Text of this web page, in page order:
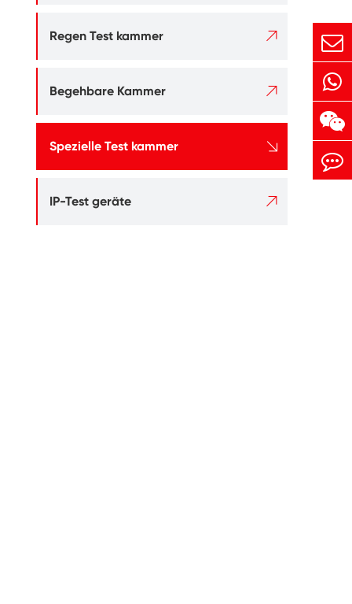
Regen Test kammer 
Begehbare Kammer 
Spezielle Test kammer 
IP-Test geräte 